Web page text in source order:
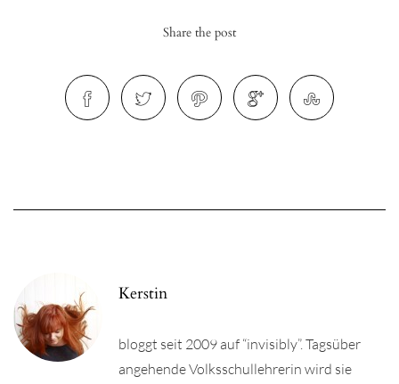
Share the post
Kerstin
bloggt seit 2009 auf “invisibly”. Tagsüber
angehende Volksschullehrerin wird sie